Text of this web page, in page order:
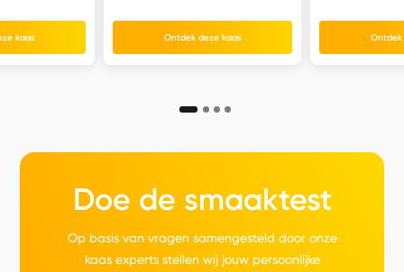
kaas Ontdek deze kaas Ontdek
Doe de smaaktest
Op basis van vragen samengesteld door onze
kaas experts stellen wij jouw persoonlijke